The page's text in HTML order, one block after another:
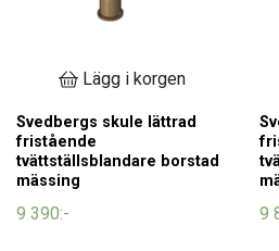
Lägg i korgen
Svedbergs skule lättrad
fristående
tvättställsblandare borstad
mässing
9 390:- 9